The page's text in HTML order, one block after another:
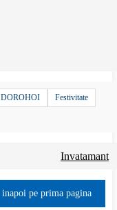
DOROHOI
Festivitate
Invatamant
inapoi pe prima pagina